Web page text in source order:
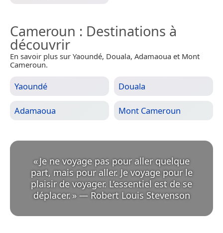
Cameroun : Destinations à
découvrir
En savoir plus sur Yaoundé, Douala, Adamaoua et Mont
Cameroun.
Yaoundé Douala
Adamaoua Mont Cameroun
«Je ne voyage pas pour aller quelque
part, mais pour aller. Je voyage pour le
plaisir de voyager. L’essentiel est de se
déplacer. » — Robert Louis Stevenson